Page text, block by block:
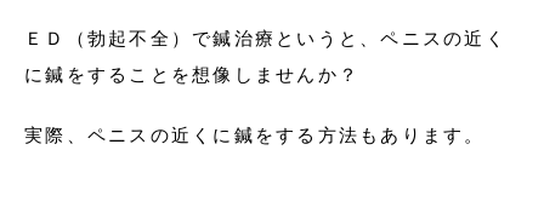
ＥＤ（勃起不全）で鍼治療というと、ペニスの近く
に鍼をすることを想像しませんか？
実際、ペニスの近くに鍼をする方法もあります。